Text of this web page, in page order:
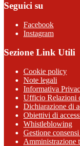
Seguici su
Facebook
Instagram
Sezione Link Utili
Cookie policy
Note legali
Informativa
Ufficio Relazioni
Dichiarazione di
Obiettivi di
Whistleblowing
Gestione
Amministrazione